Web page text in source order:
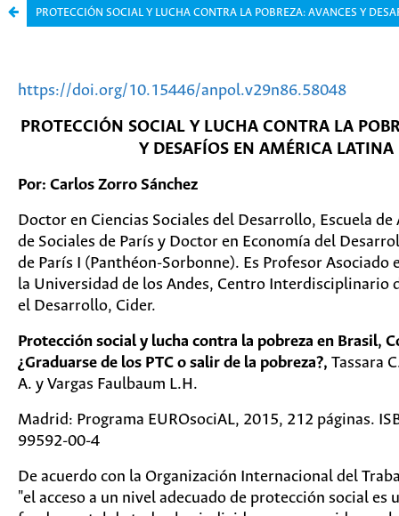
PROTECCIÓN SOCIAL Y LUCHA CONTRA LA POBREZA: AVANCES Y